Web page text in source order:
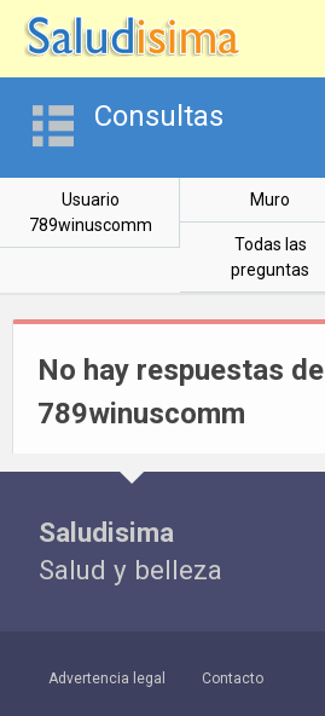
Consultas
Usuario
789winuscomm
Muro
Todas las
preguntas
No hay respuestas de
789winuscomm
Saludisima
Salud y belleza
Advertencia legal Contacto